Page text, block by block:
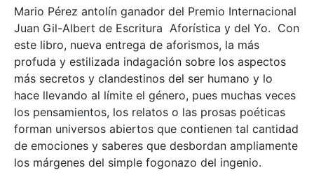
Mario Pérez antolín ganador del Premio Internacional
Juan Gil-Albert de Escritura Aforística y del Yo. Con
este libro, nueva entrega de aforismos, la más
profuda y estilizada indagación sobre los aspectos
más secretos y clandestinos del ser humano y lo
hace llevando al límite el género, pues muchas veces
los pensamientos, los relatos o las prosas poéticas
forman universos abiertos que contienen tal cantidad
de emociones y saberes que desbordan ampliamente
los márgenes del simple fogonazo del ingenio.